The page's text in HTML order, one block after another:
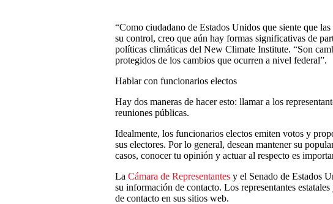
“Como ciudadano de Estados Unidos que siente que
su control, creo que aún hay formas significativas de
políticas climáticas del New Climate Institute. “Son
protegidos de los cambios que ocurren a nivel federal”.
Hablar con funcionarios electos
Hay dos maneras de hacer esto: llamar a los
reuniones públicas.
Idealmente, los funcionarios electos emiten votos y
sus electores. Por lo general, desean mantener su
casos, conocer tu opinión y actuar al respecto es
La Cámara de Representantes y el Senado de Estados
su información de contacto. Los representantes
de contacto en sus sitios web.